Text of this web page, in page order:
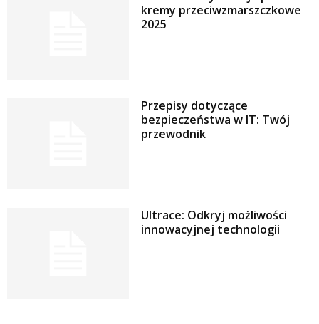
kremy przeciwzmarszczkowe
2025
Przepisy dotyczące
bezpieczeństwa w IT: Twój
przewodnik
Ultrace: Odkryj możliwości
innowacyjnej technologii